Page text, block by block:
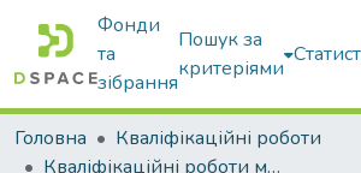
Фонди
та
зібрання
Пошук за
критеріями
Головна
Кваліфікаційні роботи
Кваліфікаційні роботи магістрів